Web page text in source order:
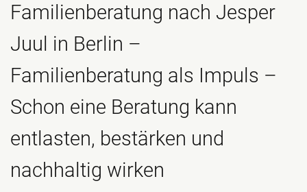
Familienberatung nach Jesper
Juul in Berlin –
Familienberatung als Impuls –
Schon eine Beratung kann
entlasten, bestärken und
nachhaltig wirken